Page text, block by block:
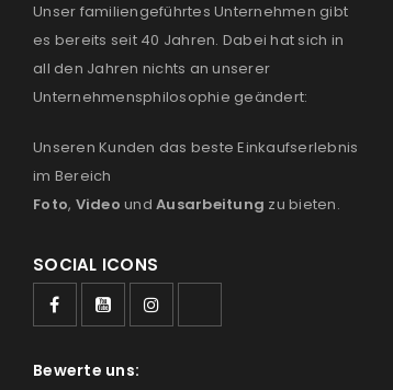
Unser familiengeführtes Unternehmen gibt
es bereits seit 40 Jahren. Dabei hat sich in
all den Jahren nichts an unserer
Unternehmensphilosophie geändert:
Unseren Kunden das beste Einkaufserlebnis
im Bereich
Foto, Video und Ausarbeitung zu bieten.
SOCIAL ICONS
Bewerte uns: